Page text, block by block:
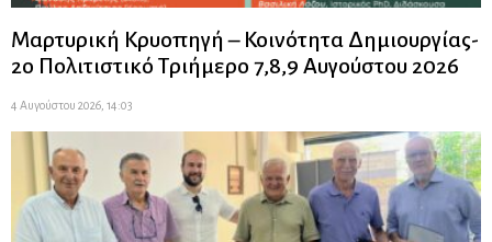
Μαρτυρική Κρυοπηγή – Κοινότητα Δημιουργίας-
2ο Πολιτιστικό Τριήμερο 7,8,9 Αυγούστου 2026
4 Αυγούστου 2026, 14:03